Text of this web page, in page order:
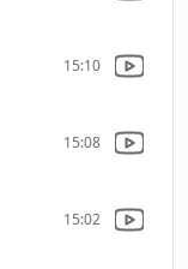
15:10
15:08
15:02